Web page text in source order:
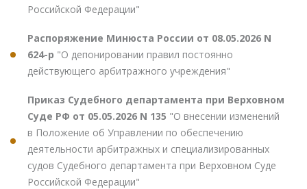
Российской Федерации"
Распоряжение Минюста России от 08.05.2026 N
624-р "О депонировании правил постоянно
действующего арбитражного учреждения"
Приказ Судебного департамента при Верховном
Суде РФ от 05.05.2026 N 135 "О внесении изменений
в Положение об Управлении по обеспечению
деятельности арбитражных и специализированных
судов Судебного департамента при Верховном Суде
Российской Федерации"